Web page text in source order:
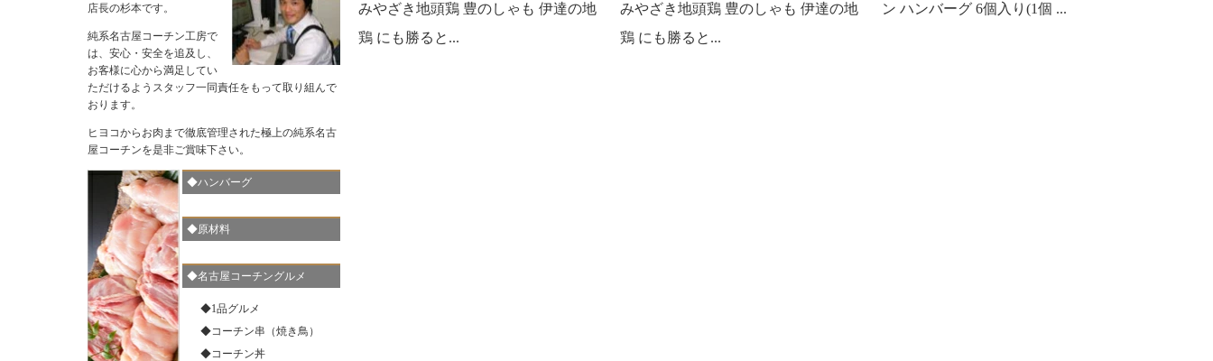
みやざき地頭鶏 豊のしゃも 伊達の地
鶏 にも勝ると...
みやざき地頭鶏 豊のしゃも 伊達の地
鶏 にも勝ると...
ン ハンバーグ 6個入り(1個 ...
30代 40代 50代 60代 包装 のし
ポン 水炊き 送料無料 純系 名古屋コーチン 旨塩鍋 うど
ん付き 4〜5人用 鶏肉 地鶏 プレゼント ギフト ありがと
0代 30代 40代 50代 包装 のし
お歳暮 御歳暮 内祝い クーポン 送料無料 純系 名古屋コ
ーチン 燻製セット 内祝 ハム 鶏肉 地鶏 鶏 父の日 お父
さん プレゼント ギフト ありがとう おめでとう お祝い
お母さん 会社 ビジネス 贈り物 20代 30代 40代 50代 60
代 包装 のし 冷蔵 19
店長の杉本です。
純系名古屋コーチン工房で
は、安心・安全を追及し、
お客様に心から満足してい
ただけるようスタッフ一同責任をもって取り組んで
おります。
ヒヨコからお肉まで徹底管理された極上の純系名古
屋コーチンを是非ご賞味下さい。
◆ハンバーグ
◆原材料
◆名古屋コーチングルメ
◆1品グルメ
◆コーチン串（焼き鳥）
◆コーチン丼